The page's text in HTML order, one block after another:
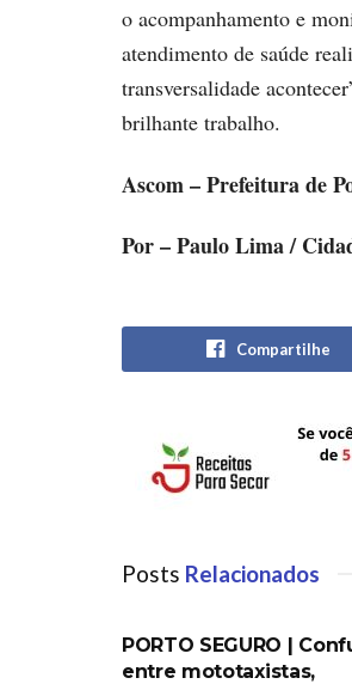
o acompanhamento e
atendimento de saúde
transversalidade
brilhante trabalho.
Ascom – Prefeitura de
Por – Paulo Lima /
Compartilhe
Posts Relacionados
PORTO SEGURO |
entre mototaxistas,